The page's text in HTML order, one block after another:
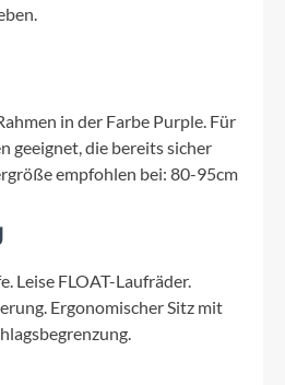
in der Farbe Purple. Für
geeignet, die bereits sicher
empfohlen bei: 80-95cm
Leise FLOAT-Laufräder.
Ergonomischer Sitz mit